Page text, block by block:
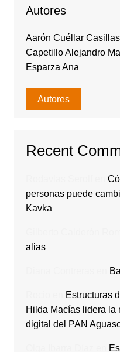
Autores
Aarón Cuéllar
Capetillo Alejandro
Esparza Ana
Autores
Recent
personas puede
Kavka
alias
Estructuras
Hilda Macías lidera la
digital del PAN